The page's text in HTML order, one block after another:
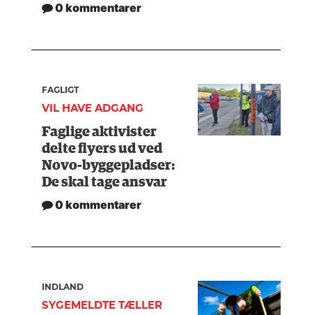
0 kommentarer
FAGLIGT
VIL HAVE ADGANG
Faglige aktivister
delte flyers ud ved
Novo-byggepladser:
De skal tage ansvar
0 kommentarer
INDLAND
SYGEMELDTE TÆLLER